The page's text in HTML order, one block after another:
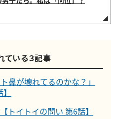
ている３記事
鼻が壊れてるのかな？」
トイトイの問い 第6話】